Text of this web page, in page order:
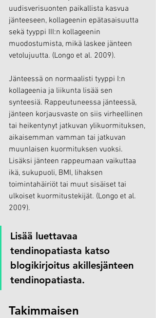
uudisverisuonten paikallista kasvua
jänteeseen, kollageenin epätasaisuutta
sekä tyyppi III:n kollageenin
muodostumista, mikä laskee jänteen
vetolujuutta. (Longo et al. 2009).
Jänteessä on normaalisti tyyppi I:n
kollageenia ja liikunta lisää sen
synteesiä. Rappeutuneessa jänteessä,
jänteen korjausvaste on siis virheellinen
tai heikentynyt jatkuvan ylikuormituksen,
aikaisemman vamman tai jatkuvan
muunlaisen kuormituksen vuoksi.
Lisäksi jänteen rappeumaan vaikuttaa
ikä, sukupuoli, BMI, lihaksen
toimintahäiriöt tai muut sisäiset tai
ulkoiset kuormitustekijät. (Longo et al.
2009).
Lisää luettavaa
tendinopatiasta katso
blogikirjoitus akillesjänteen
tendinopatiasta.
Takimmaisen